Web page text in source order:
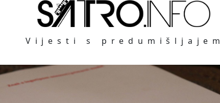
Vijesti s predumišljajem